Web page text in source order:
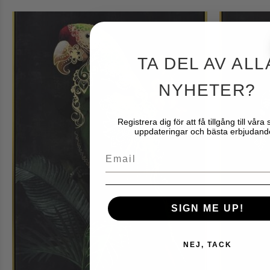
TA DEL AV
NYHETER?
Registrera dig för att få tillgång till våra
uppdateringar och bästa
Email
SIGN ME UP!
NEJ, TACK